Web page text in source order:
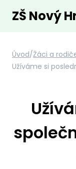
ZŠ Nový
Úvod/Žáci a
Užíváme si